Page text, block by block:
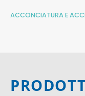
ACCONCIATURA E